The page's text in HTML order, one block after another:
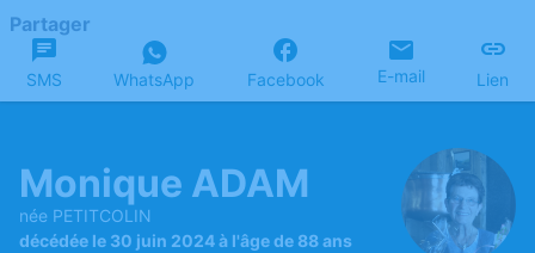
Partager
SMS WhatsApp Facebook E-mail Lien
Monique ADAM
née PETITCOLIN
décédée le 30 juin 2024 à l'âge de 88 ans